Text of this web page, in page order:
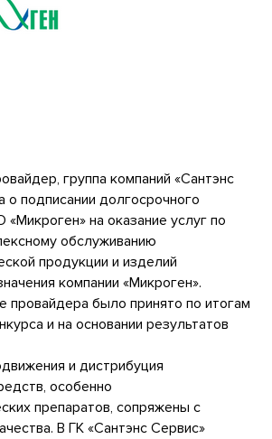
группа компаний «Сантэнс
о подписании долгосрочного
на оказание услуг по
обслуживанию
продукции и изделий
компании «Микроген».
провайдера было принято по итогам
и на основании результатов
и дистрибуция
особенно
препаратов, сопряжены с
В ГК «Сантэнс Сервис»